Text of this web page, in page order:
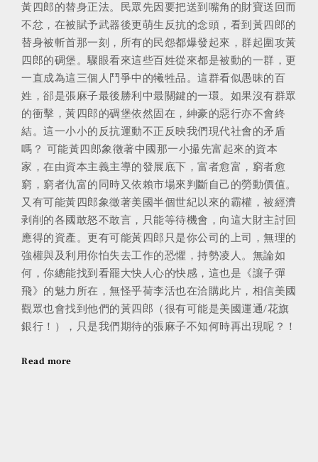
黃四郎的替身正法。民眾先因要把送到嘴角的財寶送回而
不忿，在被賦予武器後更萌生反抗的念頭，看到黃四郎的
替身被斬首那一刻，所有的民怨都爆發起來，群起圍攻黃
四郎的碉堡。驟眼看來這些百姓從來都是被動的一群，更
一直成為這三個人鬥爭中的犧牲品。這群看似愚昧的百
姓，郤是張麻子最後勝利中最關鍵的一環。如果沒有群眾
的衝擊，黃四郎的碉堡依然固在，紳豪的惡行亦不會終
結。這一小小的反抗運動不正反映我們現代社會的矛盾
嗎？ 可能黃四郎象徵著中國那一小撮先富起來的資本
家，在由資本主義主導的發展底下，富者愈富，窮者愈
窮，窮者仇富的同時又依賴市場來判斷自己的勞動價值。
又有可能黃四郎象徵著美國半個世紀以來的霸權，被經濟
剥削的各國敢怒不敢言，只能等待機會，向這大財主討回
應得的資產。更有可能黃四郎只是你公司的上司，無理的
強權與及利用你怕失去工作的恐懼，持勢凌人。無論如
何，你總能找到看罷大快人心的快感，這也是《讓子彈
飛》的魅力所在，無怪乎荷李活也在洽購此片，相信美國
觀眾也會找到他們的黃四郎（很有可能是美國運通/花旗
銀行！），只是我們期待的張麻子不知何時再出現呢？！
Read more